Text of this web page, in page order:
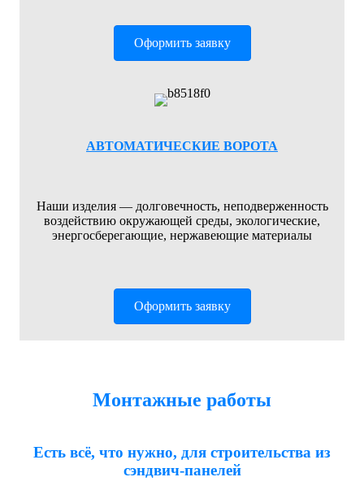
Оформить заявку
АВТОМАТИЧЕСКИЕ ВОРОТА
Наши изделия — долговечность, неподверженность
воздействию окружающей среды, экологические,
энергосберегающие, нержавеющие материалы
Оформить заявку
Монтажные работы
Есть всё, что нужно, для строительства из
сэндвич-панелей